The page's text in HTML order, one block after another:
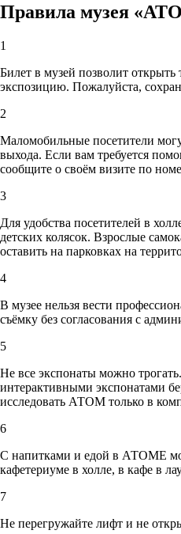
Правила музея
1
Билет в музей позволит открыть
экспозицию. Пожалуйста,
2
Маломобильные посетители
выхода. Если вам требуется
сообщите о своём визите по
3
Для удобства посетителей в
детских колясок. Взрослые
оставить на парковках на
4
В музее нельзя вести
съёмку без согласования с
5
Не все экспонаты можно
интерактивными экспонатами
исследовать АТОМ только в
6
С напитками и едой в АТОМЕ
кафетериуме в холле, в кафе в
7
Не перегружайте лифт и не